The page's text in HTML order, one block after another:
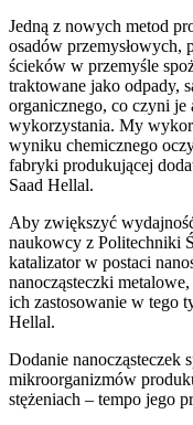
Jedną z nowych metod
osadów przemysłowych,
ścieków w przemyśle
traktowane jako odpady,
organicznego, co czyni
wykorzystania. My
wyniku chemicznego
fabryki produkującej
Saad Hellal.
Aby zwiększyć
naukowcy z Politechniki
katalizator w postaci
nanocząsteczki
ich zastosowanie w tego
Hellal.
Dodanie nanocząsteczek
mikroorganizmów
stężeniach – tempo jego